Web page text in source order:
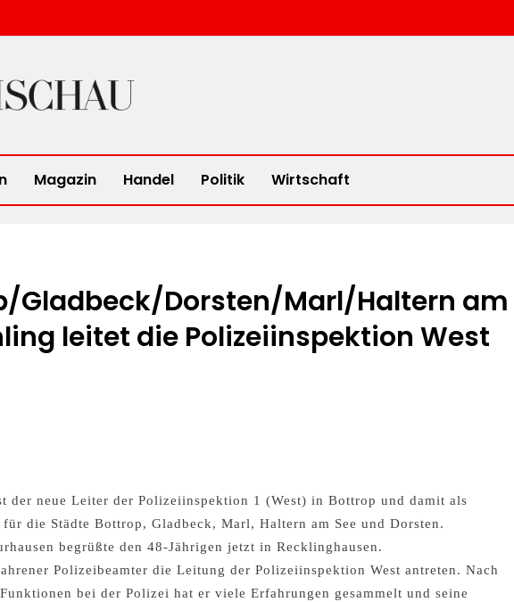
Magazin Handel Politik Wirtschaft
Gladbeck/Dorsten/Marl/Haltern am
leitet die Polizeiinspektion West
der neue Leiter der Polizeiinspektion 1 (West) in Bottrop und damit als
die Städte Bottrop, Gladbeck, Marl, Haltern am See und Dorsten.
begrüßte den 48-Jährigen jetzt in Recklinghausen.
Polizeibeamter die Leitung der Polizeiinspektion West antreten. Nach
bei der Polizei hat er viele Erfahrungen gesammelt und seine